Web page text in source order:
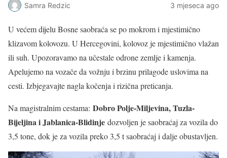
Samra Redzic 3 mjeseca ago
U većem dijelu Bosne saobraća se po mokrom i mjestimično
klizavom kolovozu. U Hercegovini, kolovoz je mjestimično vlažan
ili suh. Upozoravamo na učestale odrone zemlje i kamenja.
Apelujemo na vozače da vožnju i brzinu prilagode uslovima na
cesti. Izbjegavajte nagla kočenja i rizična preticanja.
Na magistralnim cestama: Dobro Polje-Miljevina, Tuzla-
Bijeljina i Jablanica-Blidinje dozvoljen je saobraćaj za vozila do
3,5 tone, dok je za vozila preko 3,5 t saobraćaj i dalje obustavljen.